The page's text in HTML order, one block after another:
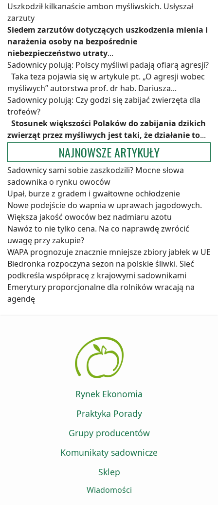
Uszkodził kilkanaście ambon myśliwskich. Usłyszał
zarzuty
Siedem zarzutów dotyczących uszkodzenia mienia i
narażenia osoby na bezpośrednie
niebezpieczeństwo utraty...
Sadownicy polują: Polscy myśliwi padają ofiarą agresji?
Taka teza pojawia się w artykule pt. „O agresji wobec
myśliwych” autorstwa prof. dr hab. Dariusza...
Sadownicy polują: Czy godzi się zabijać zwierzęta dla
trofeów?
Stosunek większości Polaków do zabijania dzikich
zwierząt przez myśliwych jest taki, że działanie to...
NAJNOWSZE ARTYKUŁY
Sadownicy sami sobie zaszkodzili? Mocne słowa
sadownika o rynku owoców
Upał, burze z gradem i gwałtowne ochłodzenie
Nowe podejście do wapnia w uprawach jagodowych.
Większa jakość owoców bez nadmiaru azotu
Nawóz to nie tylko cena. Na co naprawdę zwrócić
uwagę przy zakupie?
WAPA prognozuje znacznie mniejsze zbiory jabłek w UE
Biedronka rozpoczyna sezon na polskie śliwki. Sieć
podkreśla współpracę z krajowymi sadownikami
Emerytury proporcjonalne dla rolników wracają na
agendę
Rynek Ekonomia
Praktyka Porady
Grupy producentów
Komunikaty sadownicze
Sklep
Wiadomości